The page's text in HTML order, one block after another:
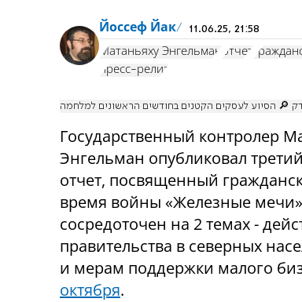
Йоссеф Йак 11.06.25, 21:58
Матаньяху Энгельман отчет
пресс-релиз
🔎 הסיוע לעסקים הקטנים בחודשים הראשונים למלחמה
Государственный контролер
Энгельман опубликовал
отчет, посвященный
время войны «Железные
сосредоточен на 2 темах -
правительства в северных
и мерам поддержки малого
октября.